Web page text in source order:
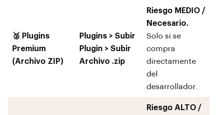
🥈 Plugins
Premium
(Archivo ZIP)
Plugins > Subir
Plugin > Subir
Archivo .zip
Riesgo MEDIO /
Necesario.
Solo si se
compra
directamente
del
desarrollador.
Riesgo ALTO /